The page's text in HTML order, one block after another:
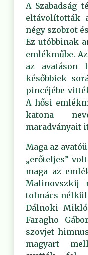
A Szabadság
eltávolították
négy szobrot
Ez utóbbinak
emlékműbe.
az avatáson
későbbiek
pincéjébe
A hősi
katona
maradványait
Maga az
„erőteljes”
maga az
Malinovszkij
tolmács nélkül
Dálnoki
Faragho
szovjet
magyart